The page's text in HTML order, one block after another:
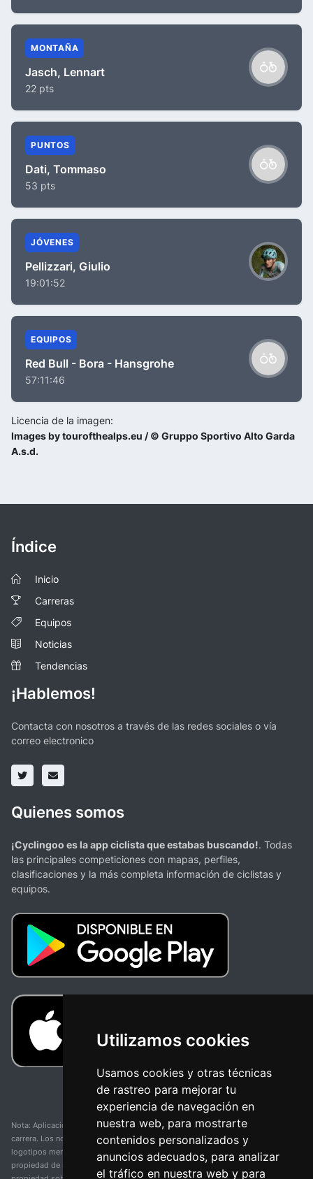
Utilizamos cookies
Usamos cookies y otras técnicas
de rastreo para mejorar tu
experiencia de navegación en
nuestra web, para mostrarte
contenidos personalizados y
anuncios adecuados, para analizar
el tráfico en nuestra web y para
MONTAÑA
Jasch, Lennart
22 pts
PUNTOS
Dati, Tommaso
53 pts
JÓVENES
Pellizzari, Giulio
19:01:52
EQUIPOS
Red Bull - Bora - Hansgrohe
57:11:46
Licencia de la imagen:
Images by tourofthealps.eu / © Gruppo Sportivo Alto Garda
A.s.d.
Índice
Inicio
Carreras
Equipos
Noticias
Tendencias
¡Hablemos!
Contacta con nosotros a través de las redes sociales o vía
correo electronico
Quienes somos
¡Cyclingoo es la app ciclista que estabas buscando!. Todas
las principales competiciones con mapas, perfiles,
clasificaciones y la más completa información de ciclistas y
equipos.
Nota: Aplicación y web no oficial y no relacionada con ninguna organización o
carrera. Los nombres de equipos, competiciones, marcas comerciales y
logotipos mencionados en esta página de resultados de ciclismo son
propiedad de sus respectivos dueños. No tenemos afiliación, patrocinio ni